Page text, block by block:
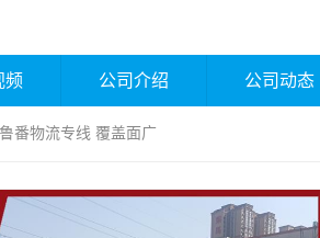
频 公司介绍 公司动态
番物流专线 覆盖面广